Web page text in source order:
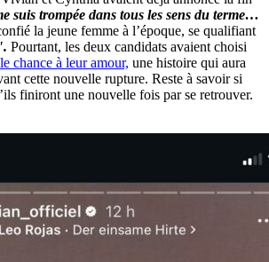
suis trompée dans tous les sens du terme…
la jeune femme à l’époque, se qualifiant
Pourtant, les deux candidats avaient choisi
chance à leur amour, une histoire qui aura
cette nouvelle rupture. Reste à savoir si
finiront une nouvelle fois par se retrouver.